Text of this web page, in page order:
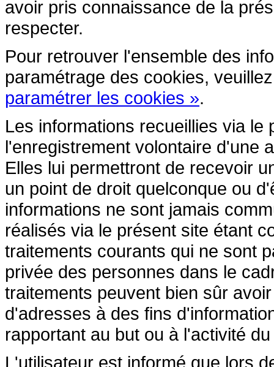
avoir pris connaissance de la
respecter.
Pour retrouver l'ensemble des
paramétrage des cookies,
paramétrer les cookies ».
Les informations recueillies via le
l'enregistrement volontaire d'une
Elles lui permettront de recevoir
un point de droit quelconque ou
informations ne sont jamais
réalisés via le présent site étant
traitements courants qui ne sont
privée des personnes dans le
traitements peuvent bien sûr
d'adresses à des fins
rapportant au but ou à l'activité
L'utilisateur est informé que lors